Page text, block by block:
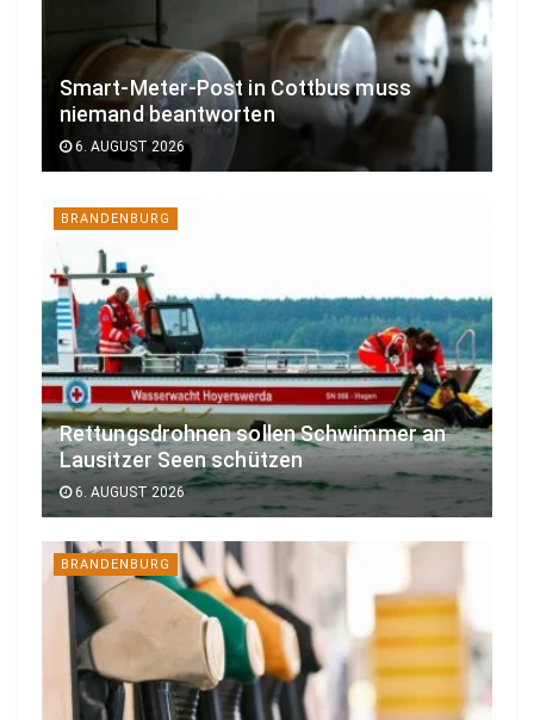
Smart-Meter-Post in Cottbus muss
niemand beantworten
6. AUGUST 2026
BRANDENBURG
Rettungsdrohnen sollen Schwimmer an
Lausitzer Seen schützen
6. AUGUST 2026
BRANDENBURG